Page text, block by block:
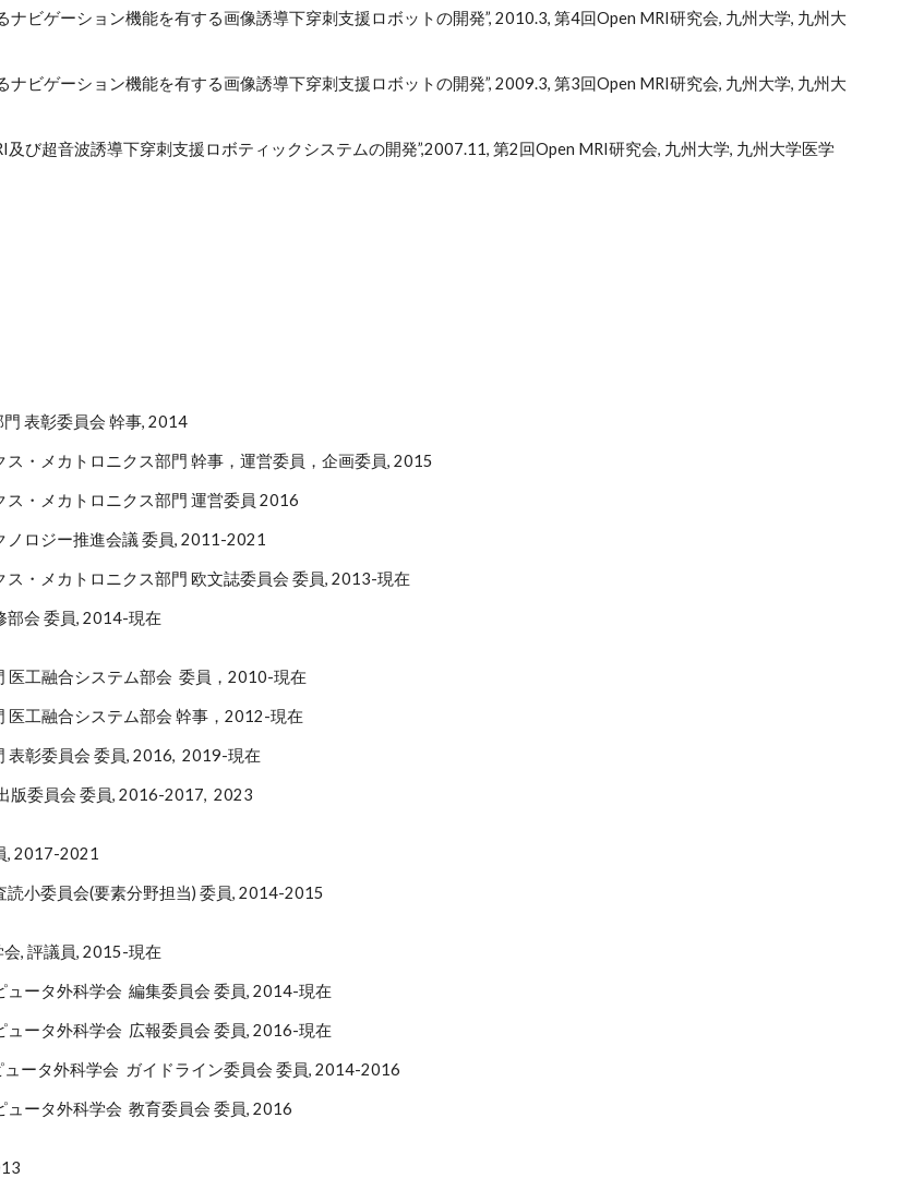
ナビゲーション機能を有する画像誘導下穿刺支援ロボットの開発”, 2010.3, 第4回Open MRI研究会, 九州大学, 九州大
ナビゲーション機能を有する画像誘導下穿刺支援ロボットの開発”, 2009.3, 第3回Open MRI研究会, 九州大学, 九州大
及び超音波誘導下穿刺支援ロボティックシステムの開発”,2007.11, 第2回Open MRI研究会, 九州大学, 九州大学医学
表彰委員会 幹事, 2014
ス・メカトロニクス部門 幹事，運営委員，企画委員, 2015
ス・メカトロニクス部門 運営委員 2016
ノロジー推進会議 委員, 2011-2021
ス・メカトロニクス部門 欧文誌委員会 委員, 2013-現在
部会 委員, 2014-現在
医工融合システム部会 委員，2010-現在
医工融合システム部会 幹事，2012-現在
表彰委員会 委員, 2016, 2019-現在
版委員会 委員, 2016-2017, 2023
, 2017-2021
読小委員会(要素分野担当) 委員, 2014-2015
会, 評議員, 2015-現在
ュータ外科学会 編集委員会 委員, 2014-現在
ュータ外科学会 広報委員会 委員, 2016-現在
ュータ外科学会 ガイドライン委員会 委員, 2014-2016
ュータ外科学会 教育委員会 委員, 2016